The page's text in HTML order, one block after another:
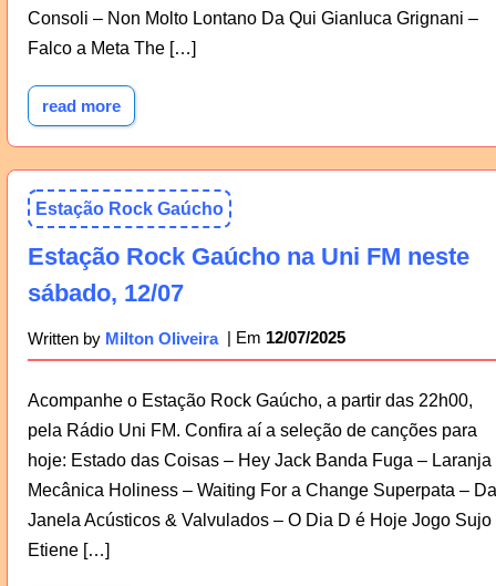
Consoli – Non Molto Lontano Da Qui Gianluca Grignani –
Falco a Meta The […]
read more
Estação Rock Gaúcho
Estação Rock Gaúcho na Uni FM neste
sábado, 12/07
Written by Milton Oliveira 12/07/2025
Acompanhe o Estação Rock Gaúcho, a partir das 22h00,
pela Rádio Uni FM. Confira aí a seleção de canções para
hoje: Estado das Coisas – Hey Jack Banda Fuga – Laranja
Mecânica Holiness – Waiting For a Change Superpata – Da
Janela Acústicos & Valvulados – O Dia D é Hoje Jogo Sujo
Etiene […]